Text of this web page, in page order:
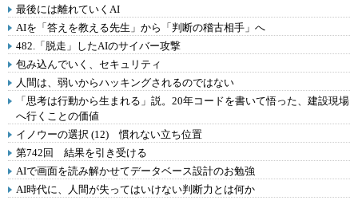
最後には離れていくAI
AIを「答えを教える先生」から「判断の稽古相手」へ
482.「脱走」したAIのサイバー攻撃
包み込んでいく、セキュリティ
人間は、弱いからハッキングされるのではない
「思考は行動から生まれる」説。20年コードを書いて悟った、建設現場
へ行くことの価値
イノウーの選択 (12) 慣れない立ち位置
第742回 結果を引き受ける
AIで画面を読み解かせてデータベース設計のお勉強
AI時代に、人間が失ってはいけない判断力とは何か